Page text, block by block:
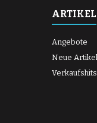
ARTIKEL
Angebote
Neue Artikel
Verkaufshits